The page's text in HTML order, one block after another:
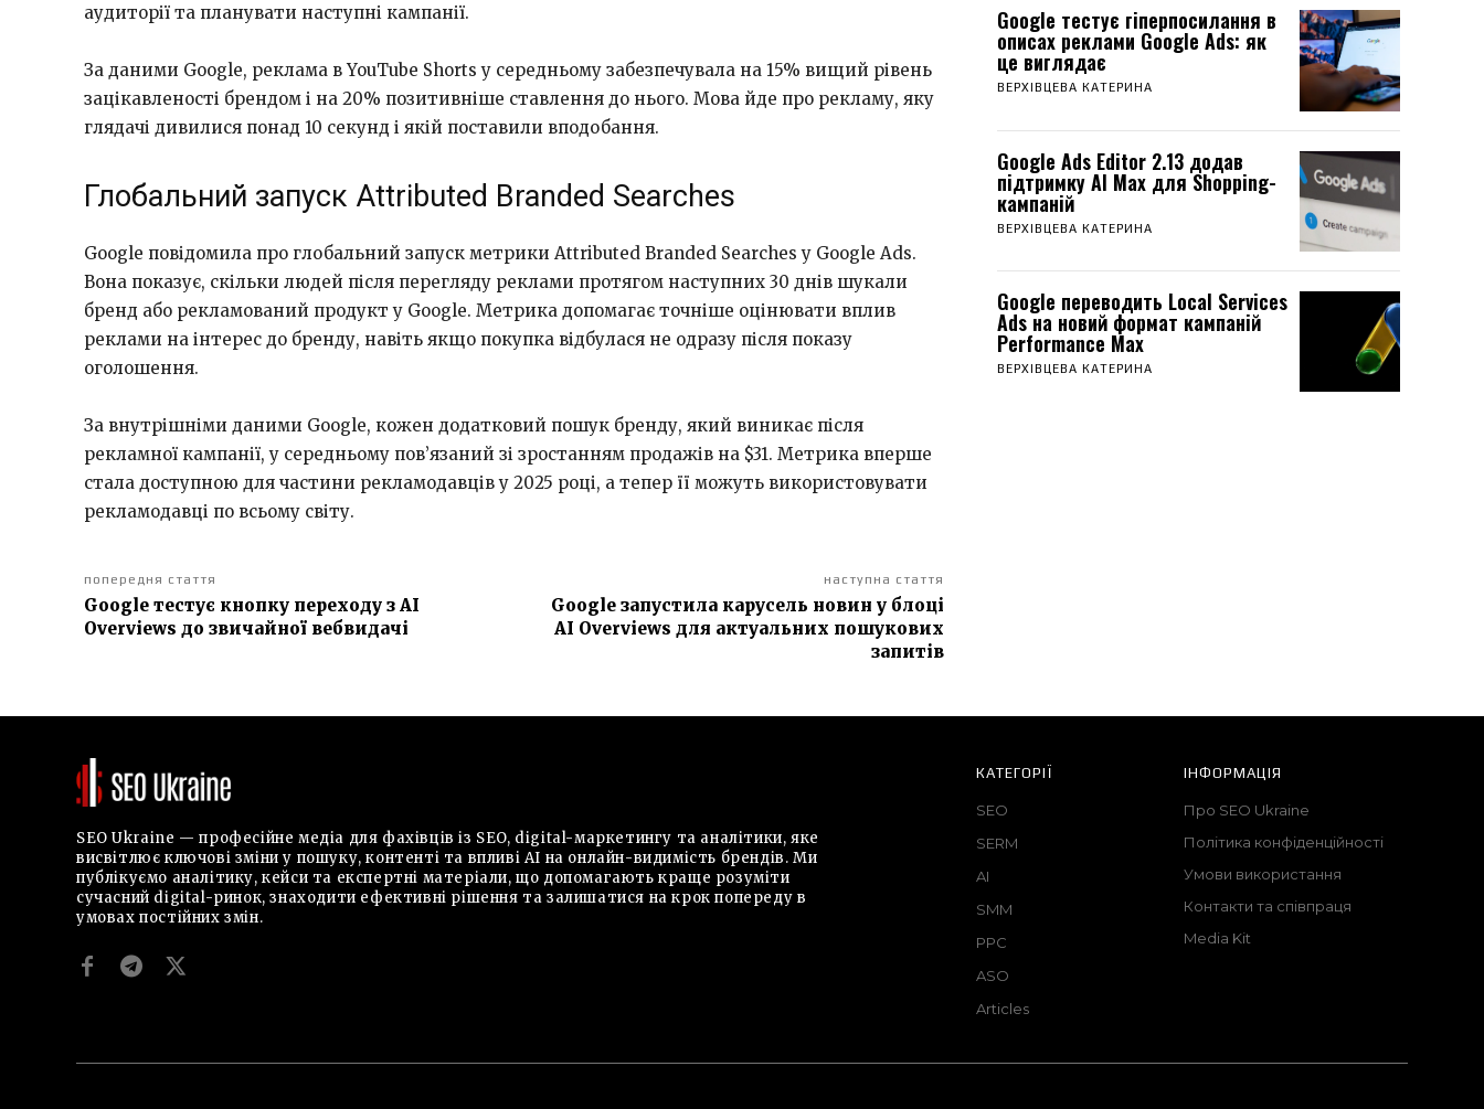
аудиторії та планувати наступні кампанії.
За даними Google, реклама в YouTube Shorts у середньому забезпечувала на 15% вищий рівень
зацікавленості брендом і на 20% позитивніше ставлення до нього. Мова йде про рекламу, яку
глядачі дивилися понад 10 секунд і якій поставили вподобання.
Глобальний запуск Attributed Branded Searches
Google повідомила про глобальний запуск метрики Attributed Branded Searches у Google Ads.
Вона показує, скільки людей після перегляду реклами протягом наступних 30 днів шукали
бренд або рекламований продукт у Google. Метрика допомагає точніше оцінювати вплив
реклами на інтерес до бренду, навіть якщо покупка відбулася не одразу після показу
оголошення.
За внутрішніми даними Google, кожен додатковий пошук бренду, який виникає після
рекламної кампанії, у середньому пов’язаний зі зростанням продажів на $31. Метрика вперше
стала доступною для частини рекламодавців у 2025 році, а тепер її можуть використовувати
рекламодавці по всьому світу.
попередня стаття
Google тестує кнопку переходу з AI
Overviews до звичайної вебвидачі
наступна стаття
Google запустила карусель новин у блоці
AI Overviews для актуальних пошукових
запитів
Google тестує гіперпосилання в
описах реклами Google Ads: як
це виглядає
ВЕРХІВЦЕВА КАТЕРИНА
Google Ads Editor 2.13 додав
підтримку AI Max для Shopping-
кампаній
ВЕРХІВЦЕВА КАТЕРИНА
Google переводить Local Services
Ads на новий формат кампаній
Performance Max
ВЕРХІВЦЕВА КАТЕРИНА
SEO Ukraine — професійне медіа для фахівців із SEO, digital-маркетингу та аналітики, яке
висвітлює ключові зміни у пошуку, контенті та впливі AI на онлайн-видимість брендів. Ми
публікуємо аналітику, кейси та експертні матеріали, що допомагають краще розуміти
сучасний digital-ринок, знаходити ефективні рішення та залишатися на крок попереду в
умовах постійних змін.
КАТЕГОРІЇ
SEO
SERM
AI
SMM
PPC
ASO
Articles
ІНФОРМАЦІЯ
Про SEO Ukraine
Політика конфіденційності
Умови використання
Контакти та співпраця
Media Kit